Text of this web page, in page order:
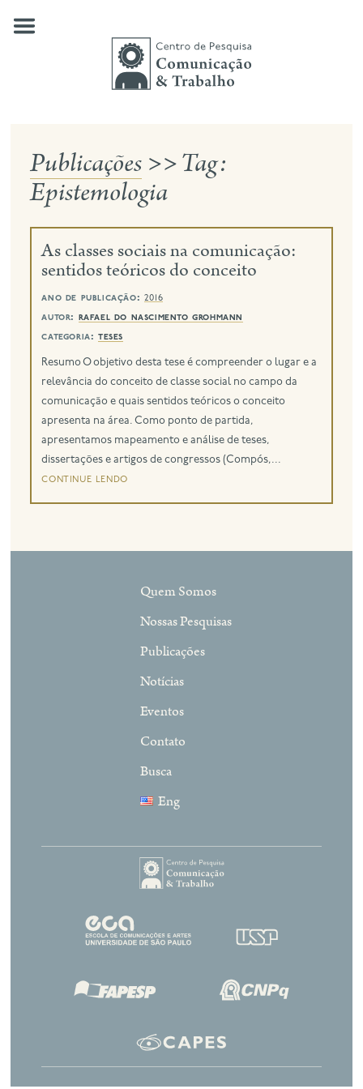
quem somos
nossas pesquisas
notícias
contato
busca
eng
Publicações >>Tag:
Epistemologia
As classes sociais na comunicação:
sentidos teóricos do conceito
ano de publicação: 2016
autor: rafael do nascimento grohmann
categoria: teses
Resumo O objetivo desta tese é compreender o lugar e a
relevância do conceito de classe social no campo da
comunicação e quais sentidos teóricos o conceito
apresenta na área. Como ponto de partida,
apresentamos mapeamento e análise de teses,
dissertações e artigos de congressos (Compós,...
continue lendo
Quem Somos
Nossas Pesquisas
Publicações
Notícias
Eventos
Contato
Busca
Eng